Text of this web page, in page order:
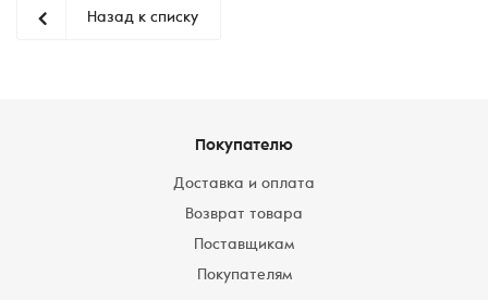
Назад к списку
Покупателю
Доставка и оплата
Возврат товара
Поставщикам
Покупателям